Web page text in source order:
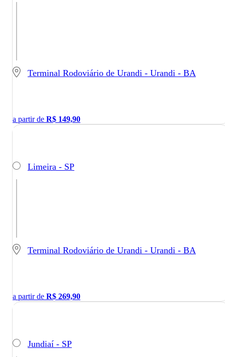
Terminal Rodoviário de Urandi - Urandi - BA
a partir de R$ 149,90
Limeira - SP
Terminal Rodoviário de Urandi - Urandi - BA
a partir de R$ 269,90
Jundiaí - SP